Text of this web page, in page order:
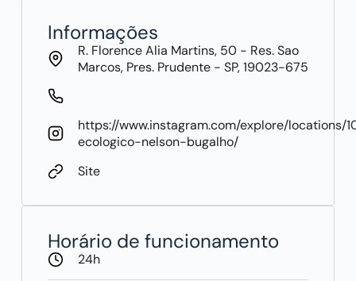
Informações
R. Florence Alia Martins, 50 - Res. Sao
Marcos, Pres. Prudente - SP, 19023-675
https://www.instagram.com/explore/locations/
ecologico-nelson-bugalho/
Site
Horário de funcionamento
24h